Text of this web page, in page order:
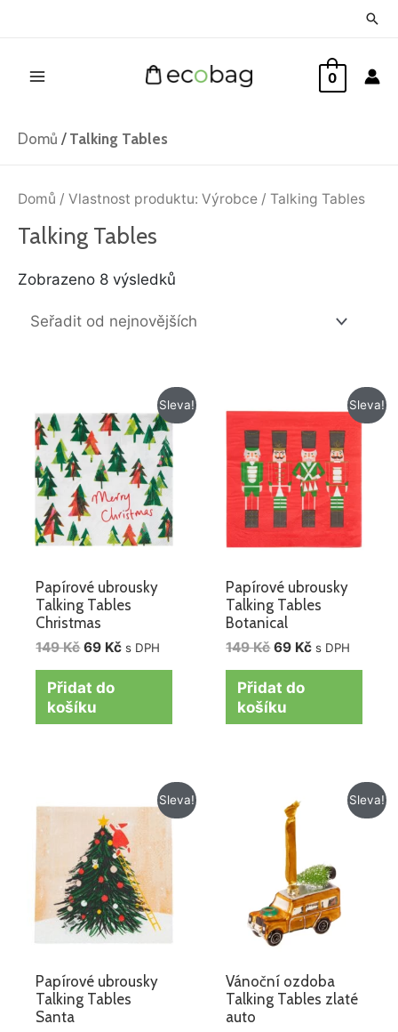
0
Domů / Talking Tables
Domů / Vlastnost produktu: Výrobce / Talking Tables
Talking Tables
Zobrazeno 8 výsledků
nejnovějších
Sleva!
Papírové ubrousky
Talking Tables
Christmas
149Kč
cena
byla:
149 Kč.
69 Kč
Aktuální
cena
je:
69 Kč.
s DPH
Přidat do
košíku
Sleva!
Papírové ubrousky
Talking Tables
Botanical
149Kč
cena
byla:
149 Kč.
69 Kč
Aktuální
cena
je:
69 Kč.
s DPH
Přidat do
košíku
Sleva!
Papírové ubrousky
Talking Tables
Santa
cena
byla:
149 Kč.
Aktuální
cena
je:
69 Kč.
Sleva!
Vánoční ozdoba
Talking Tables zlaté
auto
cena
byla:
248 Kč.
Aktuální
cena